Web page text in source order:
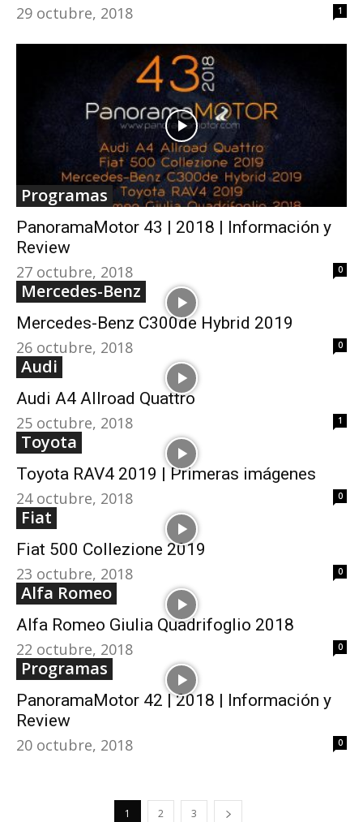
29 octubre, 2018
1
Programas
PanoramaMotor 43 | 2018 | Información y
Review
27 octubre, 2018
0
Mercedes-Benz
Mercedes-Benz C300de Hybrid 2019
26 octubre, 2018
0
Audi
Audi A4 Allroad Quattro
25 octubre, 2018
1
Toyota
Toyota RAV4 2019 | Primeras imágenes
24 octubre, 2018
0
Fiat
Fiat 500 Collezione 2019
23 octubre, 2018
0
Alfa Romeo
Alfa Romeo Giulia Quadrifoglio 2018
22 octubre, 2018
0
Programas
PanoramaMotor 42 | 2018 | Información y
Review
20 octubre, 2018
0
1 2 3